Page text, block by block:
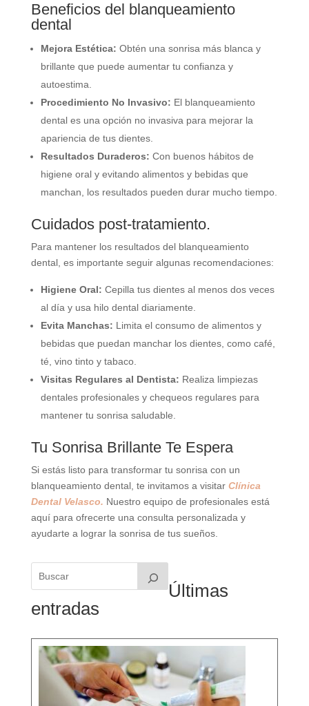
Beneficios del blanqueamiento
dental
Mejora Estética: Obtén una sonrisa más blanca y
brillante que puede aumentar tu confianza y
autoestima.
Procedimiento No Invasivo: El blanqueamiento
dental es una opción no invasiva para mejorar la
apariencia de tus dientes.
Resultados Duraderos: Con buenos hábitos de
higiene oral y evitando alimentos y bebidas que
manchan, los resultados pueden durar mucho tiempo.
Cuidados post-tratamiento.
Para mantener los resultados del blanqueamiento
dental, es importante seguir algunas recomendaciones:
Higiene Oral: Cepilla tus dientes al menos dos veces
al día y usa hilo dental diariamente.
Evita Manchas: Limita el consumo de alimentos y
bebidas que puedan manchar los dientes, como café,
té, vino tinto y tabaco.
Visitas Regulares al Dentista: Realiza limpiezas
dentales profesionales y chequeos regulares para
mantener tu sonrisa saludable.
Tu Sonrisa Brillante Te Espera
Si estás listo para transformar tu sonrisa con un
blanqueamiento dental, te invitamos a visitar Clínica
Dental Velasco. Nuestro equipo de profesionales está
aquí para ofrecerte una consulta personalizada y
ayudarte a lograr la sonrisa de tus sueños.
Últimas
entradas